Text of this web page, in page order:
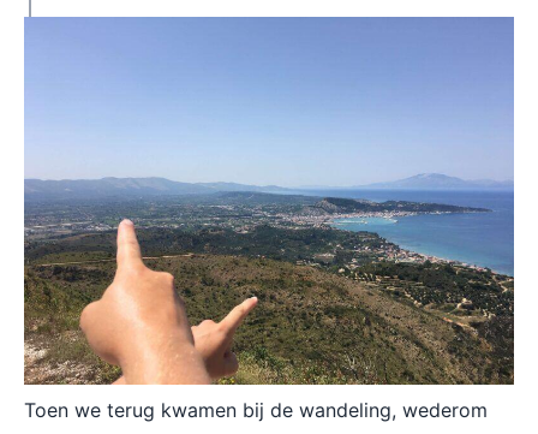
Toen we terug kwamen bij de wandeling, wederom